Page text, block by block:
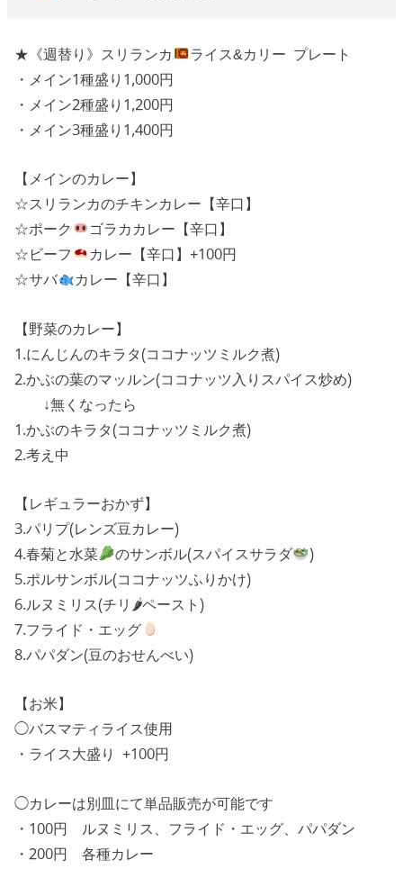
★《週替り》スリランカ
ライス&カリー プレート
・メイン1種盛り1,000円
・メイン2種盛り1,200円
・メイン3種盛り1,400円
【メインのカレー】
☆スリランカのチキンカレー【辛口】
☆ポーク
ゴラカカレー【辛口】
☆ビーフ
カレー【辛口】+100円
☆サバ
カレー【辛口】
【野菜のカレー】
1.にんじんのキラタ(ココナッツミルク煮)
2.かぶの葉のマッルン(ココナッツ入りスパイス炒め)
↓無くなったら
1.かぶのキラタ(ココナッツミルク煮)
2.考え中
【レギュラーおかず】
3.パリプ(レンズ豆カレー)
4.春菊と水菜
のサンボル(スパイスサラダ
)
5.ポルサンボル(ココナッツふりかけ)
6.ルヌミリス(チリ🌶ペースト)
7.フライド・エッグ
8.パパダン(豆のおせんべい)
【お米】
◯バスマティライス使用
・ライス大盛り +100円
◯カレーは別皿にて単品販売が可能です
・100円 ルヌミリス、フライド・エッグ、パパダン
・200円 各種カレー